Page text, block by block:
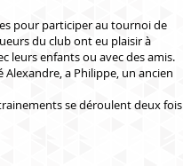
pour participer au tournoi de
du club ont eu plaisir à
leurs enfants ou avec des amis.
a Philippe, un ancien
se déroulent deux fois